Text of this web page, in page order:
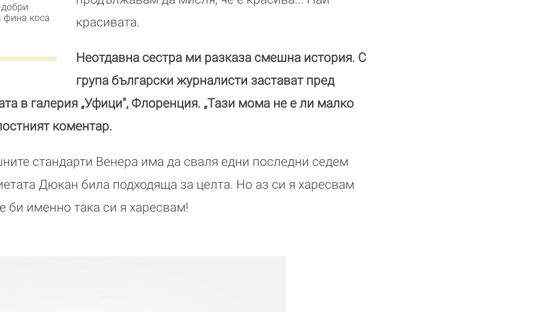
фина коса
красивата.
Неотдавна сестра ми разказа смешна история. С
група български журналисти застават пред
в галерия „Уфици", Флоренция. „Тази мома не е ли малко
коментар.
стандарти Венера има да сваля едни последни седем
Дюкан била подходяща за целта. Но аз си я харесвам
именно така си я харесвам!